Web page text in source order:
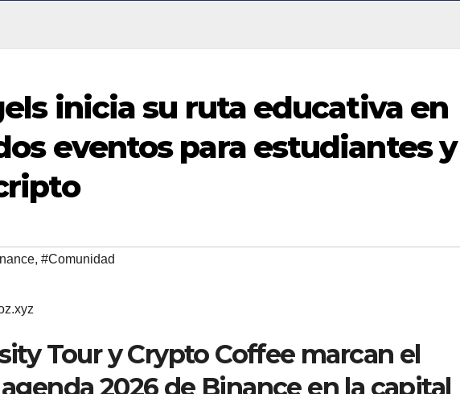
inicia su ruta educativa en
eventos para estudiantes
, #Comunidad
Tour y Crypto Coffee marcan el
2026 de Binance en la capital